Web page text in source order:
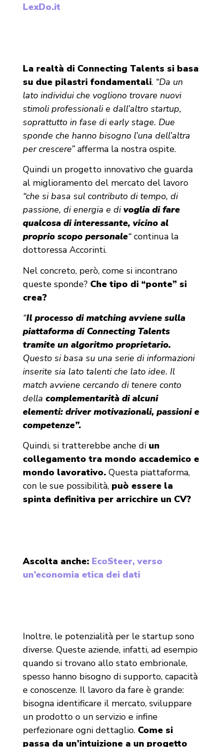
LexDo.it
La realtà di Connecting Talents si basa
su due pilastri fondamentali. “Da un
lato individui che vogliono trovare nuovi
stimoli professionali e dall’altro startup,
soprattutto in fase di early stage. Due
sponde che hanno bisogno l’una dell’altra
per crescere”afferma la nostra ospite.
Quindi un progetto innovativo che guarda
al miglioramento del mercato del lavoro
“che si basa sul contributo di tempo, di
passione, di energia e divoglia di fare
qualcosa di interessante, vicino al
proprio scopo personale“continua la
dottoressa Accorinti.
Nel concreto, però, come si incontrano
queste sponde? Che tipo di “ponte” si
crea?
“Il processo di matching avviene sulla
piattaforma di Connecting Talents
tramite un algoritmo proprietario.
Questo si basa su una serie di informazioni
inserite sia lato talenti che lato idee. Il
match avviene cercando di tenere conto
della complementarità di alcuni
elementi: driver motivazionali, passioni e
competenze”.
Quindi, si tratterebbe anche di un
collegamento tra mondo accademico e
mondo lavorativo.Questa piattaforma,
con le sue possibilità, può essere la
spinta definitiva per arricchire un CV?
Ascolta anche: EcoSteer, verso
un’economia etica dei dati
Inoltre, le potenzialità per le startup sono
diverse. Queste aziende, infatti, ad esempio
quando si trovano allo stato embrionale,
spesso hanno bisogno di supporto, capacità
e conoscenze. Il lavoro da fare è grande:
bisogna identificare il mercato, sviluppare
un prodotto o un servizio e infine
perfezionare ogni dettaglio. Come si
passa da un’intuizione a un progetto